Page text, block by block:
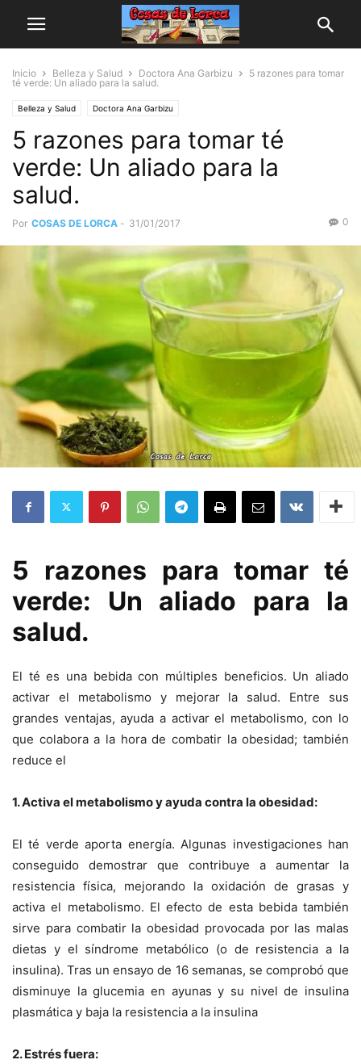
Inicio Belleza y Salud Doctora Ana Garbizu
5 razones para tomar
té verde: Un aliado para la salud.
Belleza y Salud Doctora Ana Garbizu
5 razones para tomar té
verde: Un aliado para la
salud.
Por COSAS DE LORCA - 31/01/2017 0
5 razones para tomar té
verde: Un aliado para la
salud.
El té es una bebida con múltiples beneficios. Un aliado
activar el metabolismo y mejorar la salud. Entre sus
grandes ventajas, ayuda a activar el metabolismo, con lo
que colabora a la hora de combatir la obesidad; también
reduce el
1. Activa el metabolismo y ayuda contra la obesidad:
El té verde aporta energía. Algunas investigaciones han
conseguido demostrar que contribuye a aumentar la
resistencia física, mejorando la oxidación de grasas y
activa el metabolismo. El efecto de esta bebida también
sirve para combatir la obesidad provocada por las malas
dietas y el síndrome metabólico (o de resistencia a la
insulina). Tras un ensayo de 16 semanas, se comprobó que
disminuye la glucemia en ayunas y su nivel de insulina
plasmática y baja la resistencia a la insulina
2. Estrés fuera: